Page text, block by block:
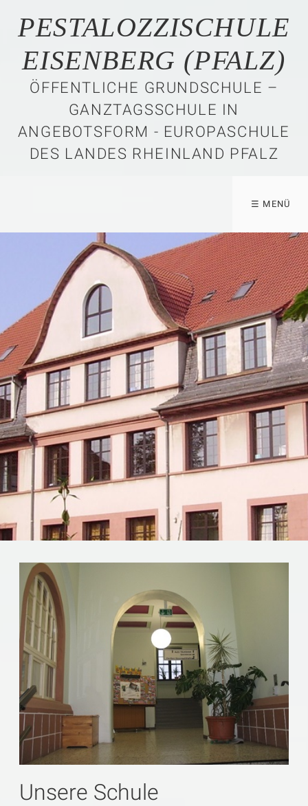
PESTALOZZISCHULE
EISENBERG (PFALZ)
ÖFFENTLICHE GRUNDSCHULE –
GANZTAGSSCHULE IN
ANGEBOTSFORM - EUROPASCHULE
DES LANDES RHEINLAND PFALZ
☰ MENÜ
Unsere Schule